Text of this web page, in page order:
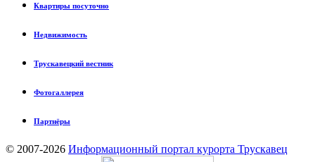
Квартиры посуточно
Недвижимость
Трускавецкий вестник
Фотогаллерея
Партнёры
© 2007-2026 Информационный портал курорта Трускавец